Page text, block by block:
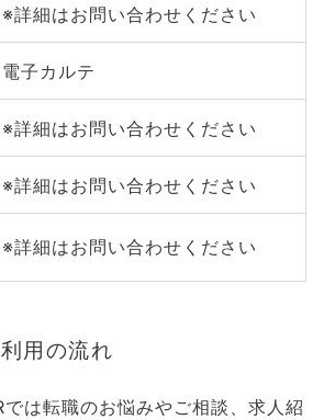
※詳細はお問い合わせください
電子カルテ
※詳細はお問い合わせください
※詳細はお問い合わせください
※詳細はお問い合わせください
用の流れ
は転職のお悩みやご相談、求人紹